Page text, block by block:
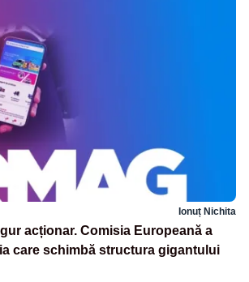
Ionuț Nichita
acționar. Comisia Europeană a
care schimbă structura gigantului